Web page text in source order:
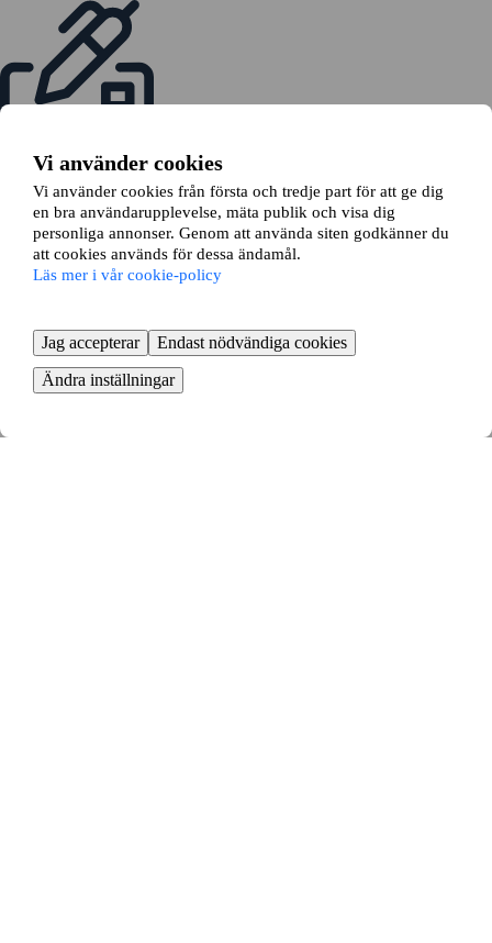
Vi använder cookies
Vi använder cookies från första och tredje part för att ge dig
en bra användarupplevelse, mäta publik och visa dig
personliga annonser. Genom att använda siten godkänner du
att cookies används för dessa ändamål.
Läs mer i vår cookie-policy
Jag accepterar
Endast nödvändiga cookies
Ändra inställningar
Skicka en bytesansökan
Vi hjälper dig ansöka om bytet hos din hyresvärd
Dags att flytta
Boka flytthjälp och börja packa
KOM IGÅNG GRATIS